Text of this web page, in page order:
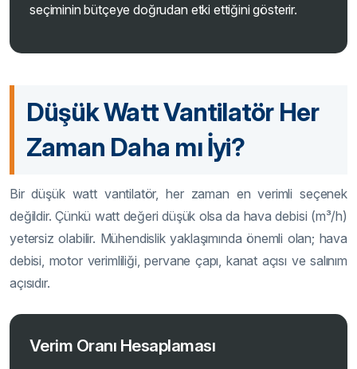
seçiminin bütçeye doğrudan etki ettiğini gösterir.
Düşük Watt Vantilatör Her
Zaman Daha mı İyi?
Bir düşük watt vantilatör, her zaman en verimli seçenek
değildir. Çünkü watt değeri düşük olsa da hava debisi (m³/h)
yetersiz olabilir. Mühendislik yaklaşımında önemli olan; hava
debisi, motor verimliliği, pervane çapı, kanat açısı ve salınım
açısıdır.
Verim Oranı Hesaplaması